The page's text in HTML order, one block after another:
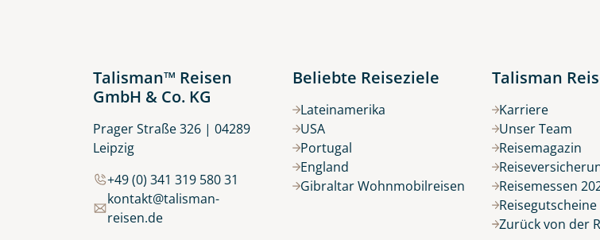
Talisman™ Reisen
GmbH & Co. KG
Prager Straße 326 | 04289
Leipzig
+49 (0) 341 319 580 31
kontakt@talisman-
reisen.de
Beliebte Reiseziele
Lateinamerika
USA
Portugal
England
Gibraltar Wohnmobilreisen
Talisman
Karriere
Unser Team
Reisemagazin
Reisemessen
Reisegutscheine
Zurück von der